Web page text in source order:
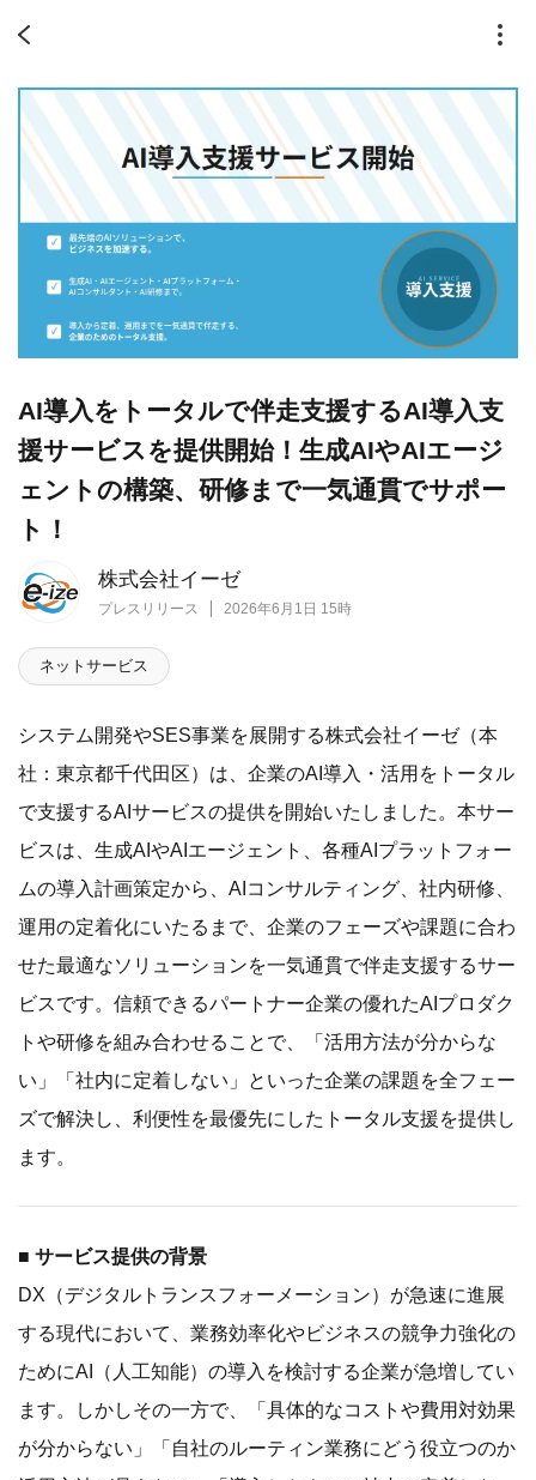
株式会社イーゼ
プレスリリース 2026年6月1日 15時
AI導入をトータルで伴走支援するAI導入支
援サービスを提供開始！生成AIやAIエージ
ェントの構築、研修まで一気通貫でサポー
ト！
ネットサービス
システム開発やSES事業を展開する株式会社イーゼ（本
社：東京都千代田区）は、企業のAI導入・活用をトータル
で支援するAIサービスの提供を開始いたしました。本サー
ビスは、生成AIやAIエージェント、各種AIプラットフォー
ムの導入計画策定から、AIコンサルティング、社内研修、
運用の定着化にいたるまで、企業のフェーズや課題に合わ
せた最適なソリューションを一気通貫で伴走支援するサー
ビスです。信頼できるパートナー企業の優れたAIプロダク
トや研修を組み合わせることで、「活用方法が分からな
い」「社内に定着しない」といった企業の課題を全フェー
ズで解決し、利便性を最優先にしたトータル支援を提供し
ます。
■ サービス提供の背景
DX（デジタルトランスフォーメーション）が急速に進展
する現代において、業務効率化やビジネスの競争力強化の
ためにAI（人工知能）の導入を検討する企業が急増してい
ます。しかしその一方で、「具体的なコストや費用対効果
が分からない」「自社のルーティン業務にどう役立つのか